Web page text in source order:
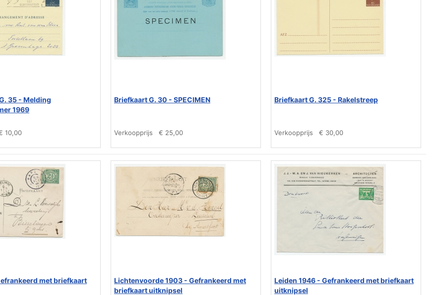
35 - Melding
1969
10,00
Briefkaart G. 30 - SPECIMEN
Verkoopprijs € 25,00
Briefkaart G. 325 - Rakelstreep
Verkoopprijs € 30,00
met briefkaart
Lichtenvoorde 1903 - Gefrankeerd met
briefkaart uitknipsel
Leiden 1946 - Gefrankeerd met briefkaart
uitknipsel